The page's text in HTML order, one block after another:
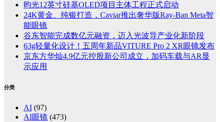
昀光12英寸硅基OLED项目主体工程正式启动
24K黄金、纯银打造，Caviar推出奢华版Ray-Ban Meta智
能眼镜
谷东智能完成数亿元融资，迈入光波导产业化新阶段
63g轻量化设计！五周年新品VITURE Pro 2 XR眼镜发布
京东方华灿4.9亿元控股新公司成立，加码车载与AR显
示应用
分类
AI (97)
AI眼镜 (473)